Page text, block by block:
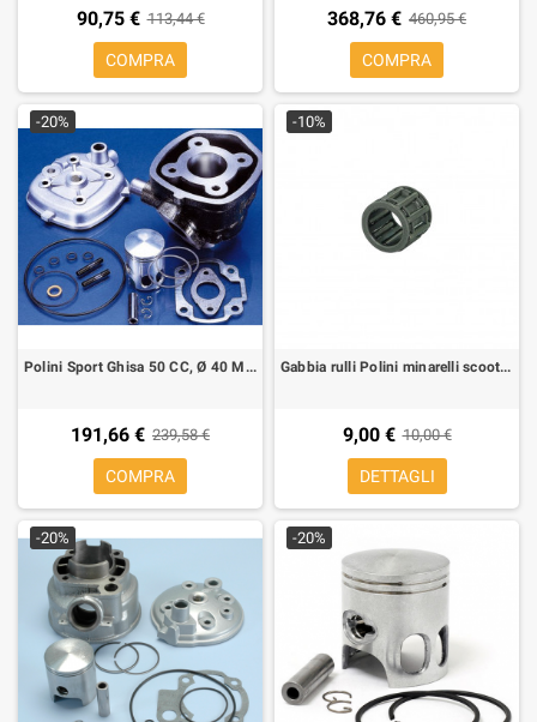
90,75 € 113,44 €
COMPRA
368,76 € 460,95 €
COMPRA
-20%
Polini Sport Ghisa 50 CC, Ø 40 Minarelli Orizzontale H2O, sp. Ø 10
191,66 € 239,58 €
COMPRA
-10%
Gabbia rulli Polini minarelli scooter sp.10 mm
9,00 € 10,00 €
DETTAGLI
-20% -20%